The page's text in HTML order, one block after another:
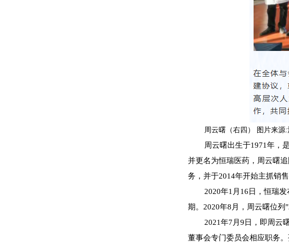
周云曙（右四） 图片来源
周云曙出生于1971年，
并更名为恒瑞医药，周云曙
务，并于2014年开始主抓销售
2020年1月16日，恒瑞
期。2020年8月，周云曙位列
2021年7月9日，即周云
董事会专门委员会相应职务